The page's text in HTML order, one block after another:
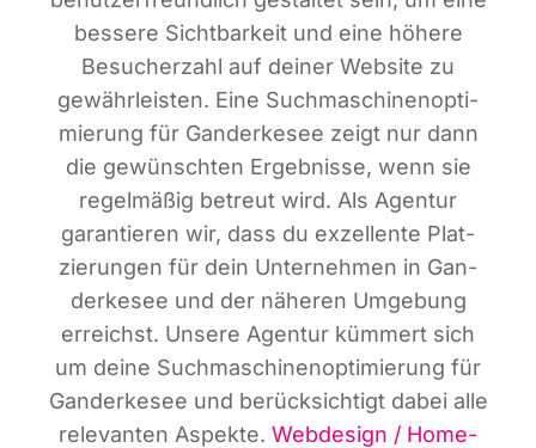
bes­se­re Sicht­bar­keit und eine höhe­re
Besu­cher­zahl auf dei­ner Web­site zu
gewähr­leis­ten. Eine Such­ma­schi­nen­op­ti­
mie­rung für Gan­der­ke­see zeigt nur dann
die gewünsch­ten Ergeb­nis­se, wenn sie
regel­mä­ßig betreut wird. Als Agen­tur
garan­tie­ren wir, dass du exzel­len­te Plat­
zie­run­gen für dein Unter­neh­men in Gan­
der­ke­see und der nähe­ren Umge­bung
erreichst. Unse­re Agen­tur küm­mert sich
um dei­ne Such­ma­schi­nen­op­ti­mie­rung für
Gan­der­ke­see und berück­sich­tigt dabei alle
rele­van­ten Aspek­te. Web­de­sign / Home­